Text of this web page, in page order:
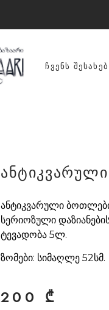
ᲩᲕᲔᲜᲡ ᲨᲔᲡᲐᲮᲔᲑ
ანტიკვარული
სერიოზული
ტევადობა 5ლ.
ზომები: სიმაღლე 52სმ.
200 ₾